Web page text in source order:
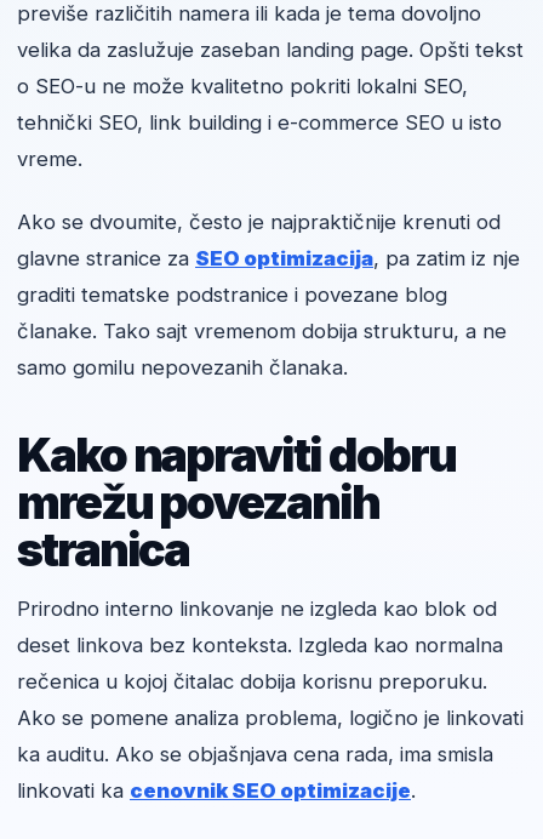
previše različitih namera ili kada je tema dovoljno
velika da zaslužuje zaseban landing page. Opšti tekst
o SEO-u ne može kvalitetno pokriti lokalni SEO,
tehnički SEO, link building i e-commerce SEO u isto
vreme.
Ako se dvoumite, često je najpraktičnije krenuti od
glavne stranice za SEO optimizacija, pa zatim iz nje
graditi tematske podstranice i povezane blog
članake. Tako sajt vremenom dobija strukturu, a ne
samo gomilu nepovezanih članaka.
Kako napraviti dobru
mrežu povezanih
stranica
Prirodno interno linkovanje ne izgleda kao blok od
deset linkova bez konteksta. Izgleda kao normalna
rečenica u kojoj čitalac dobija korisnu preporuku.
Ako se pomene analiza problema, logično je linkovati
ka auditu. Ako se objašnjava cena rada, ima smisla
linkovati ka cenovnik SEO optimizacije.